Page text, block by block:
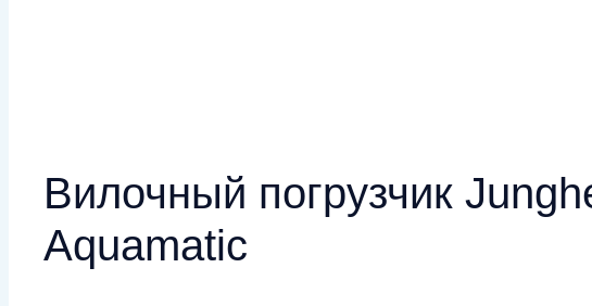
Вилочный погрузчик
Aquamatic